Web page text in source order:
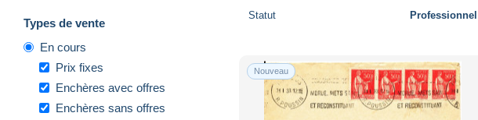
Types de vente
En cours
Prix fixes
Enchères avec offres
Enchères sans offres
Statut Professionnel
Nouveau